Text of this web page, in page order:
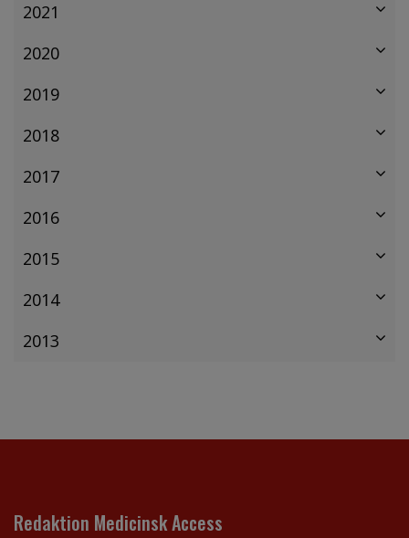
2021
2020
2019
2018
2017
2016
2015
2014
2013
Redaktion Medicinsk Access